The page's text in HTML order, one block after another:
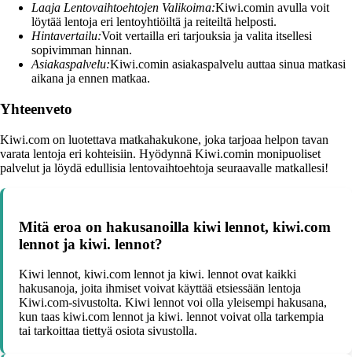
Laaja Lentovaihtoehtojen Valikoima:Kiwi.comin avulla voit
löytää lentoja eri lentoyhtiöiltä ja reiteiltä helposti.
Hintavertailu:Voit vertailla eri tarjouksia ja valita itsellesi
sopivimman hinnan.
Asiakaspalvelu:Kiwi.comin asiakaspalvelu auttaa sinua matkasi
aikana ja ennen matkaa.
Yhteenveto
Kiwi.com on luotettava matkahakukone, joka tarjoaa helpon tavan
varata lentoja eri kohteisiin. Hyödynnä Kiwi.comin monipuoliset
palvelut ja löydä edullisia lentovaihtoehtoja seuraavalle matkallesi!
Mitä eroa on hakusanoilla kiwi lennot, kiwi.com
lennot ja kiwi. lennot?
Kiwi lennot, kiwi.com lennot ja kiwi. lennot ovat kaikki
hakusanoja, joita ihmiset voivat käyttää etsiessään lentoja
Kiwi.com-sivustolta. Kiwi lennot voi olla yleisempi hakusana,
kun taas kiwi.com lennot ja kiwi. lennot voivat olla tarkempia
tai tarkoittaa tiettyä osiota sivustolla.